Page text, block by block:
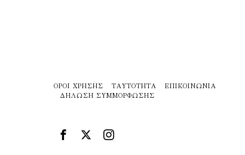
ΌΡΟΙ ΧΡΉΣΗΣ ΤΑΥΤΌΤΗΤΑ
ΕΠΙΚΟΙΝΩΝΊΑ
ΔΉΛΩΣΗ ΣΥΜΜΌΡΦΩΣΗΣ